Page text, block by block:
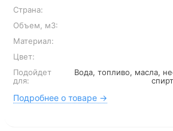
Страна:
Объем, м3:
Материал:
Цвет:
Подойдет
для:
Вода, топливо, масла,
Подробнее о товаре →